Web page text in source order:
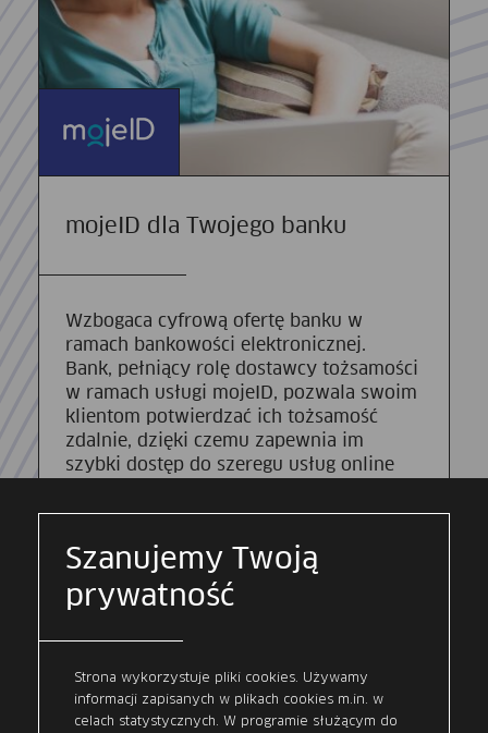
mojeID dla Twojego banku
Wzbogaca cyfrową ofertę banku w
ramach bankowości elektronicznej.
Bank, pełniący rolę dostawcy tożsamości
w ramach usługi mojeID, pozwala swoim
klientom potwierdzać ich tożsamość
zdalnie, dzięki czemu zapewnia im
szybki dostęp do szeregu usług online
publicznych dostawców. Użytkownicy,
logują się do swojej bankowości
elektronicznej i w ramach procesu
potwierdzania tożsamości każdorazowo
Szanujemy Twoją
prywatność
Strona wykorzystuje pliki cookies. Używamy
informacji zapisanych w plikach cookies m.in. w
celach statystycznych. W programie służącym do